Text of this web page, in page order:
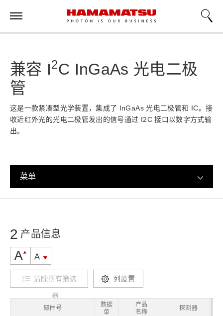
兼容 I2C InGaAs 光电二极
管
这是一款紧凑型光学装置，集成了 InGaAs 光电二极管和 IC。接
收近红外光的光电二极管发出的信号通过 I2C 接口以数字方式输
出。
菜单
2 产品信息
清除所有筛选
器
列设置
部件号
数据
单
产品
名称
探测器